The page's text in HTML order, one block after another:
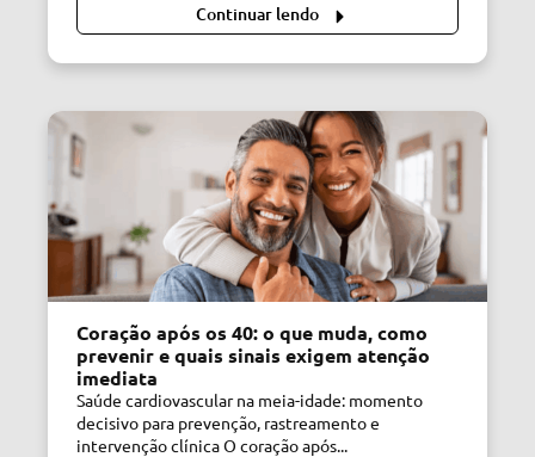
Continuar lendo
Coração após os 40: o que muda, como
prevenir e quais sinais exigem atenção
imediata
Saúde cardiovascular na meia-idade: momento
decisivo para prevenção, rastreamento e
intervenção clínica O coração após...